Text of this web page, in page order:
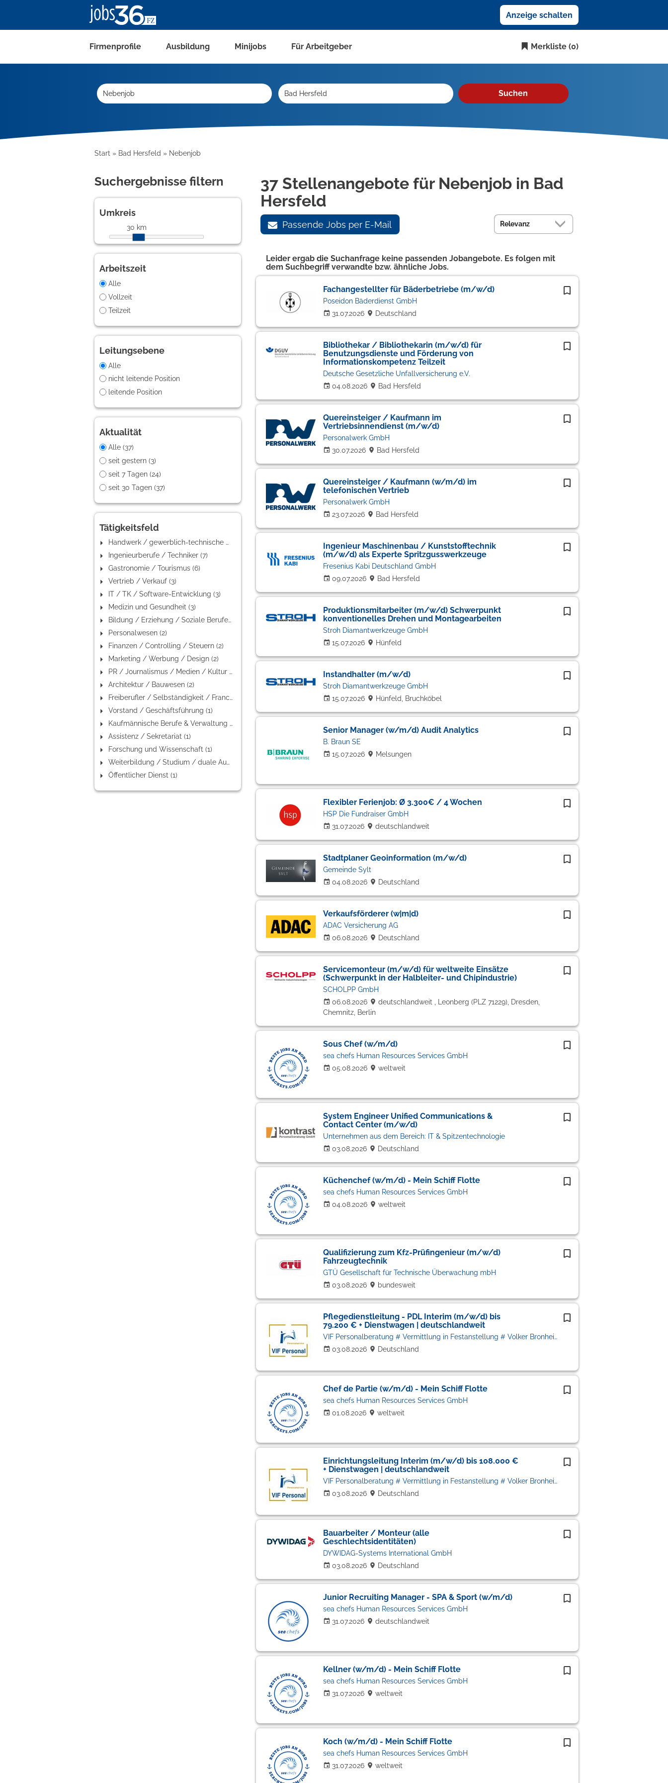
Anzeige schalten
Firmenprofile Ausbildung Minijobs Für Arbeitgeber Merkliste (0)
Suchen
Start Bad Hersfeld Nebenjob
Suchergebnisse filtern
Umkreis
30 km
Arbeitszeit
Alle
Vollzeit
Teilzeit
Leitungsebene
Alle
nicht leitende Position
leitende Position
Aktualität
Alle (37)
seit gestern (3)
seit 7 Tagen (24)
seit 30 Tagen (37)
Tätigkeitsfeld
Handwerk / gewerblich-technische Berufe (13)
Ingenieurberufe / Techniker (7)
Gastronomie / Tourismus (6)
Vertrieb / Verkauf (3)
IT / TK / Software-Entwicklung (3)
Medizin und Gesundheit (3)
Bildung / Erziehung / Soziale Berufe (3)
Personalwesen (2)
Finanzen / Controlling / Steuern (2)
Marketing / Werbung / Design (2)
PR / Journalismus / Medien / Kultur (2)
Architektur / Bauwesen (2)
Freiberufler / Selbständigkeit / Franchise (2)
Vorstand / Geschäftsführung (1)
Kaufmännische Berufe & Verwaltung (1)
Assistenz / Sekretariat (1)
Forschung und Wissenschaft (1)
Weiterbildung / Studium / duale Ausbildung (1)
Öffentlicher Dienst (1)
37 Stellenangebote für Nebenjob in Bad
Hersfeld
Passende Jobs per E-Mail
Leider ergab die Suchanfrage keine passenden Jobangebote. Es folgen mit
dem Suchbegriff verwandte bzw. ähnliche Jobs.
Fachangestellter für Bäderbetriebe (m/w/d)
31.07.2026
Poseidon Bäderdienst GmbH
Deutschland
Bibliothekar / Bibliothekarin (m/w/d) für
Benutzungsdienste und Förderung von
Informationskompetenz Teilzeit
04.08.2026
Deutsche Gesetzliche Unfallversicherung e.V.
Bad Hersfeld
Quereinsteiger / Kaufmann im
Vertriebsinnendienst (m/w/d)
30.07.2026
Personalwerk GmbH
Bad Hersfeld
Quereinsteiger / Kaufmann (w/m/d) im
telefonischen Vertrieb
23.07.2026
Personalwerk GmbH
Bad Hersfeld
Ingenieur Maschinenbau / Kunststofftechnik
(m/w/d) als Experte Spritzgusswerkzeuge
09.07.2026
Fresenius Kabi Deutschland GmbH
Bad Hersfeld
Produktionsmitarbeiter (m/w/d) Schwerpunkt
konventionelles Drehen und Montagearbeiten
15.07.2026
Stroh Diamantwerkzeuge GmbH
Hünfeld
Instandhalter (m/w/d)
15.07.2026
Stroh Diamantwerkzeuge GmbH
Hünfeld, Bruchköbel
Senior Manager (w/m/d) Audit Analytics
15.07.2026
B. Braun SE
Melsungen
Flexibler Ferienjob: Ø 3.300€ / 4 Wochen
31.07.2026
HSP Die Fundraiser GmbH
deutschlandweit
Stadtplaner Geoinformation (m/w/d)
04.08.2026
Gemeinde Sylt
Deutschland
Verkaufsförderer (w|m|d)
06.08.2026
ADAC Versicherung AG
Deutschland
Servicemonteur (m/w/d) für weltweite Einsätze
(Schwerpunkt in der Halbleiter- und Chipindustrie)
06.08.2026
SCHOLPP GmbH
deutschlandweit , Leonberg (PLZ 71229), Dresden,
Chemnitz, Berlin
Sous Chef (w/m/d)
05.08.2026
sea chefs Human Resources Services GmbH
weltweit
System Engineer Unified Communications &
Contact Center (m/w/d)
03.08.2026
Unternehmen aus dem Bereich: IT & Spitzentechnologie
Deutschland
Küchenchef (w/m/d) - Mein Schiff Flotte
04.08.2026
sea chefs Human Resources Services GmbH
weltweit
Qualifizierung zum Kfz-Prüfingenieur (m/w/d)
Fahrzeugtechnik
03.08.2026
GTÜ Gesellschaft für Technische Überwachung mbH
bundesweit
Pflegedienstleitung - PDL Interim (m/w/d) bis
79.200 € + Dienstwagen | deutschlandweit
03.08.2026
VIF Personalberatung # Vermittlung in Festanstellung # Volker Bronheim
Deutschland
Chef de Partie (w/m/d) - Mein Schiff Flotte
01.08.2026
sea chefs Human Resources Services GmbH
weltweit
Einrichtungsleitung Interim (m/w/d) bis 108.000 €
+ Dienstwagen | deutschlandweit
03.08.2026
VIF Personalberatung # Vermittlung in Festanstellung # Volker Bronheim
Deutschland
Bauarbeiter / Monteur (alle
Geschlechtsidentitäten)
03.08.2026
DYWIDAG-Systems International GmbH
Deutschland
Junior Recruiting Manager - SPA & Sport (w/m/d)
31.07.2026
sea chefs Human Resources Services GmbH
deutschlandweit
Kellner (w/m/d) - Mein Schiff Flotte
31.07.2026
sea chefs Human Resources Services GmbH
weltweit
Koch (w/m/d) - Mein Schiff Flotte
31.07.2026
sea chefs Human Resources Services GmbH
weltweit